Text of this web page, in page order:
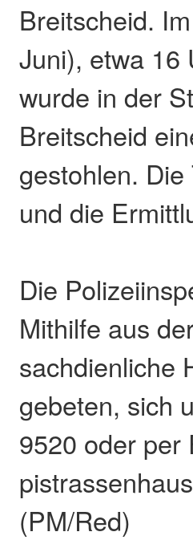
Breitscheid.
Juni), etwa 16
wurde in der
Breitscheid
gestohlen.
und die
Die
Mithilfe aus
sachdienliche
gebeten, sich
9520 oder per
(PM/Red)